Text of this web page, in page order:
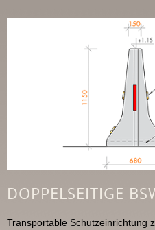
DOPPELSEITIGE
Transportable Schutzeinrichtung